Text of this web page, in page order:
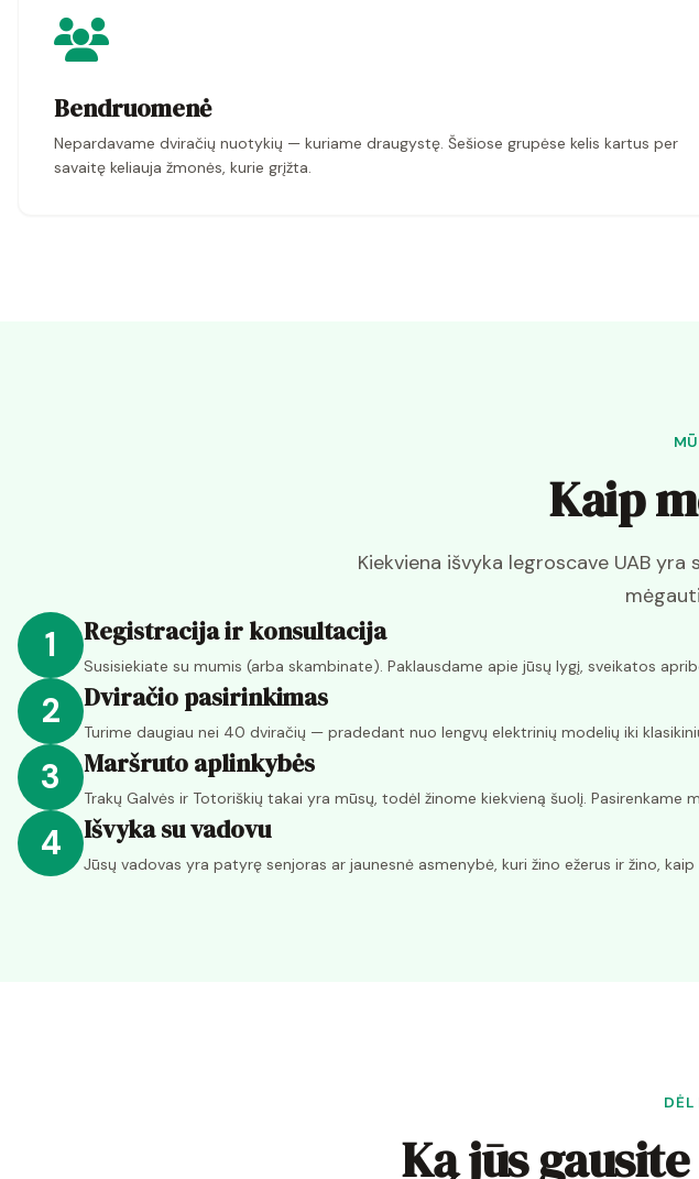
Bendruomenė
Nepardavame dviračių nuotykių — kuriame draugystę. Šešiose grupėse kelis kartus per
savaitę keliauja žmonės, kurie grįžta.
Kaip
Kiekviena išvyka legroscave UAB
1 Registracija ir konsultacija
Susisiekiate su mumis (arba skambinate). Paklausdame apie jūsų lygį, sveikatos
2 Dviračio pasirinkimas
Turime daugiau nei 40 dviračių — pradedant nuo lengvų elektrinių modelių iki
3 Maršruto aplinkybės
Trakų Galvės ir Totoriškių takai yra mūsų, todėl žinome kiekvieną šuolį. Pasirenkame
4 Išvyka su vadovu
Jūsų vadovas yra patyrę senjoras ar jaunesnė asmenybė, kuri žino ežerus ir žino,
DĖL
Ką jūs